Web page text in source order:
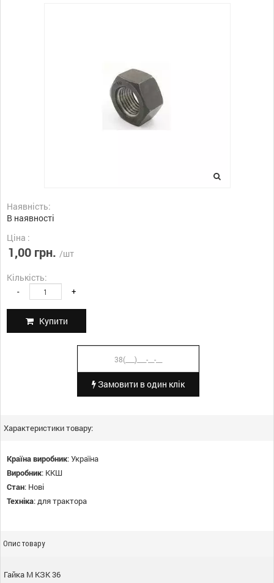
Наявність:
В наявності
Ціна :
1,00 грн. /шт
Кількість:
- +
Купити
Замовити в один клік
Характеристики товару:
Країна виробник:Україна
Виробник: ККШ
Стан: Нові
Техніка:для трактора
Опис товару
Гайка М КЗК 36